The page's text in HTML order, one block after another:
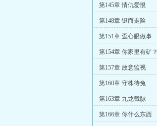
第145章 情仇爱恨
第148章 铤而走险
第151章 歪心眼做事
第154章 你家里有矿？
第157章 故意监视
第160章 守株待兔
第163章 九龙截脉
第166章 你什么东西